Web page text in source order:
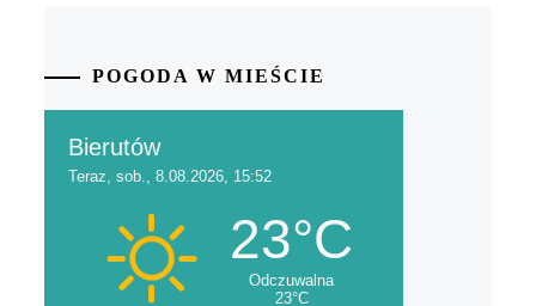
POGODA W MIEŚCIE